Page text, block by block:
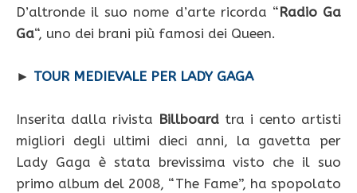
D’altronde il suo nome d’arte ricorda “Radio Ga
Ga“, uno dei brani più famosi dei Queen.
► TOUR MEDIEVALE PER LADY GAGA
Inserita dalla rivista Billboard tra i cento artisti
migliori degli ultimi dieci anni, la gavetta per
Lady Gaga è stata brevissima visto che il suo
primo album del 2008, “The Fame”, ha spopolato